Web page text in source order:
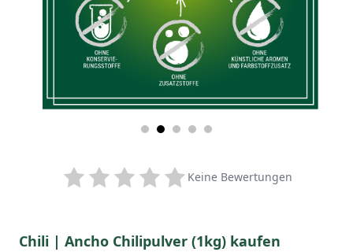
Keine Bewertungen
Chili | Ancho Chilipulver (1kg) kaufen